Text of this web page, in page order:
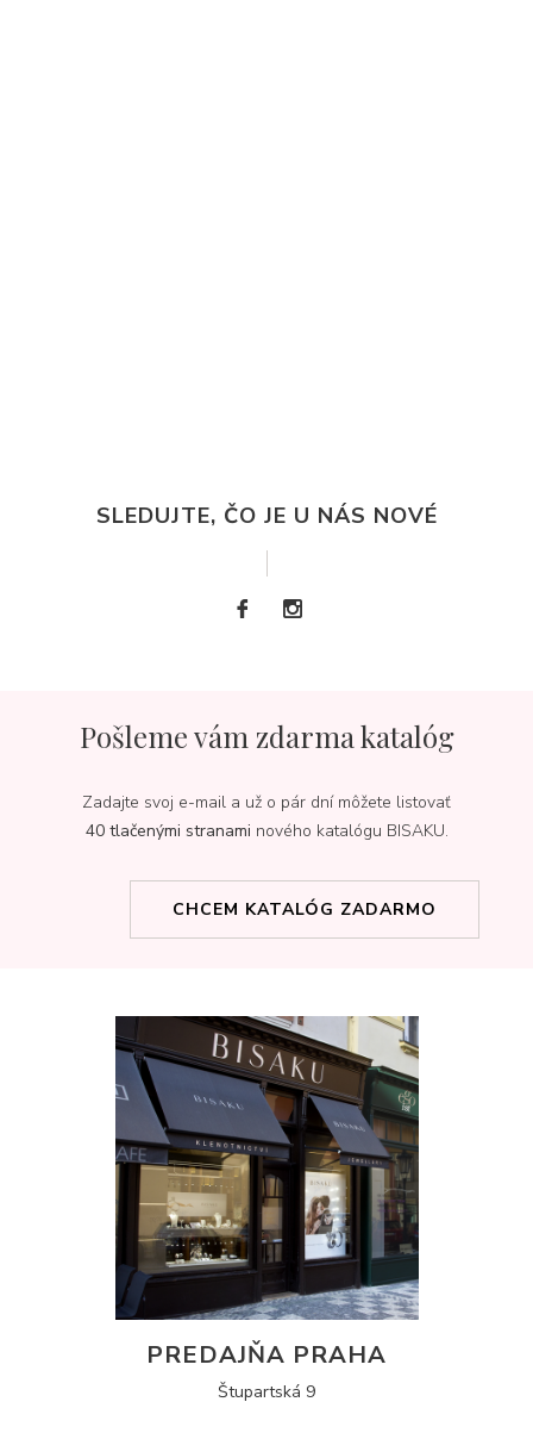
SLEDUJTE, ČO JE U NÁS NOVÉ
Pošleme vám zdarma katalóg
Zadajte svoj e-mail a už o pár dní môžete listovať
40 tlačenými stranami nového katalógu BISAKU.
CHCEM KATALÓG ZADARMO
PREDAJŇA PRAHA
Štupartská 9